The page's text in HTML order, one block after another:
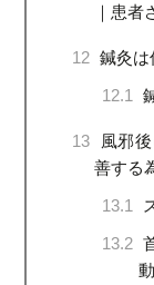
｜患者
12 鍼灸は
12.1
13
風邪
善する
13.1
13.2